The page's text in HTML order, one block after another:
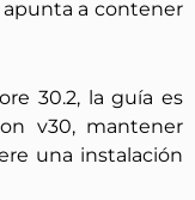
a contener
30.2, la guía es
v30, mantener
una instalación